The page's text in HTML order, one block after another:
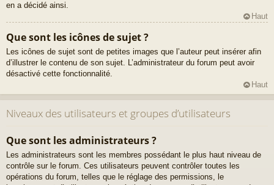
en a décidé ainsi.
Haut
Que sont les icônes de sujet ?
Les icônes de sujet sont de petites images que l’auteur peut insérer afin
d’illustrer le contenu de son sujet. L’administrateur du forum peut avoir
désactivé cette fonctionnalité.
Haut
Niveaux des utilisateurs et groupes d’utilisateurs
Que sont les administrateurs ?
Les administrateurs sont les membres possédant le plus haut niveau de
contrôle sur le forum. Ces utilisateurs peuvent contrôler toutes les
opérations du forum, telles que le réglage des permissions, le